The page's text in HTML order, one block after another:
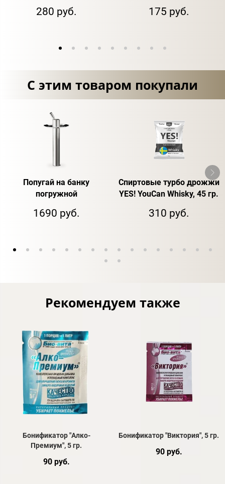
280 руб. 175 руб.
С этим товаром покупали
Попугай на банку
погружной
1690 руб.
Спиртовые турбо дрожжи
YES! YouCan Whisky, 45 гр.
310 руб.
Рекомендуем также
Бонификатор "Алко-
Премиум", 5 гр.
90 руб.
Бонификатор "Виктория", 5 гр.
90 руб.